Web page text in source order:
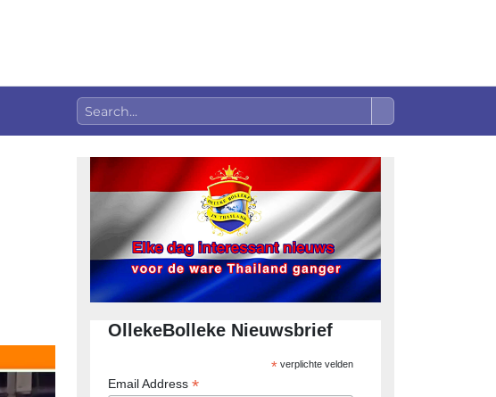
OllekeBolleke Nieuwsbrief
*verplichte velden
Email Address *